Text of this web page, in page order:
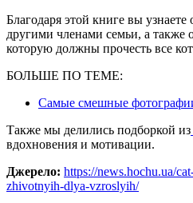
Благодаря этой книге вы
другими членами семьи, а также
которую должны прочесть все
БОЛЬШЕ ПО ТЕМЕ:
Самые смешные
Также мы делились подборкой из
вдохновения и мотивации.
Джерело: https://news.hochu.ua/
zhivotnyih-dlya-vzroslyih/